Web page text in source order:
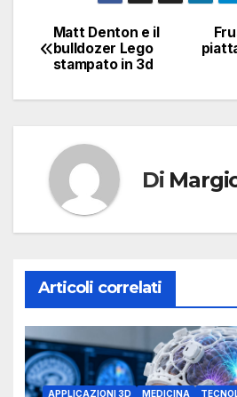
Navigazione
articoli
Matt Denton e il
bulldozer Lego
stampato in 3d
Di
Articoli correlati
APPLICAZIONI 3D MEDICINA